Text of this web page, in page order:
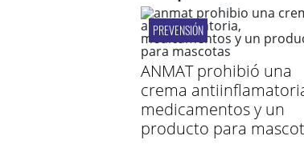
PREVENSIÓN
ANMAT prohibió una
crema
medicamentos y un
producto para